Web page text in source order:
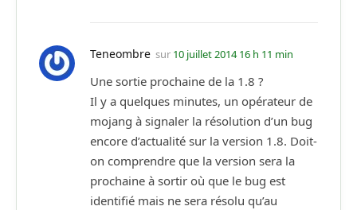
Teneombre sur 10 juillet 2014 16 h 11 min
Une sortie prochaine de la 1.8 ?
Il y a quelques minutes, un opérateur de
mojang à signaler la résolution d’un bug
encore d’actualité sur la version 1.8. Doit-
on comprendre que la version sera la
prochaine à sortir où que le bug est
identifié mais ne sera résolu qu’au